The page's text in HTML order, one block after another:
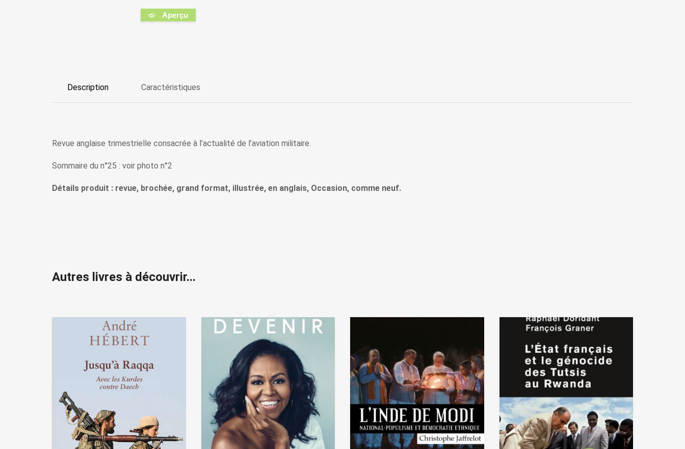
Aperçu
Description Caractéristiques
Revue anglaise trimestrielle consacrée à l’actualité de l’aviation militaire.
Sommaire du n°25 : voir photo n°2
Détails produit : revue, brochée, grand format, illustrée, en anglais, Occasion, comme neuf.
Autres livres à découvrir...